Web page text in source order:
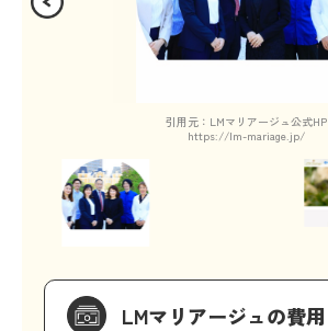
引用元：LMマリアージュ公式HP
https://lm-mariage.jp/
LMマリアージュの費用